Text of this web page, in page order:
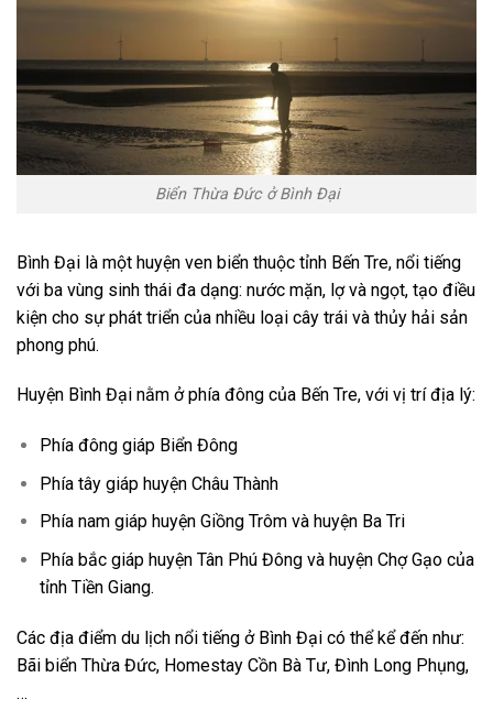
Biển Thừa Đức ở Bình Đại
Bình Đại là một huyện ven biển thuộc tỉnh Bến Tre, nổi tiếng
với ba vùng sinh thái đa dạng: nước mặn, lợ và ngọt, tạo điều
kiện cho sự phát triển của nhiều loại cây trái và thủy hải sản
phong phú.
Huyện Bình Đại nằm ở phía đông của Bến Tre, với vị trí địa lý:
Phía đông giáp Biển Đông
Phía tây giáp huyện Châu Thành
Phía nam giáp huyện Giồng Trôm và huyện Ba Tri
Phía bắc giáp huyện Tân Phú Đông và huyện Chợ Gạo của
tỉnh Tiền Giang.
Các địa điểm du lịch nổi tiếng ở Bình Đại có thể kể đến như:
Bãi biển Thừa Đức, Homestay Cồn Bà Tư, Đình Long Phụng,
…